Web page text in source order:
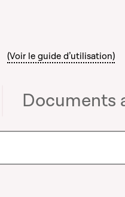
(Voir le guide d’utilisation)
Documents
(du JJ/MM/